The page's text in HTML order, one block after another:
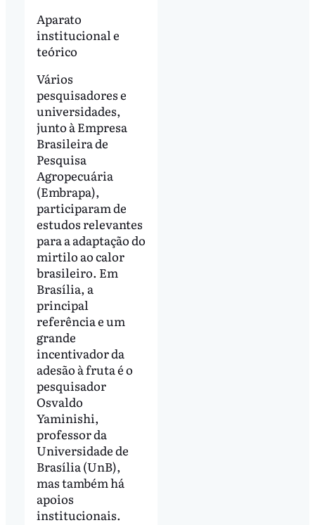
Aparato
institucional e
teórico
Vários
pesquisadores e
universidades,
junto à Empresa
Brasileira de
Pesquisa
Agropecuária
(Embrapa),
participaram de
estudos relevantes
para a adaptação do
mirtilo ao calor
brasileiro. Em
Brasília, a
principal
referência e um
grande
incentivador da
adesão à fruta é o
pesquisador
Osvaldo
Yaminishi,
professor da
Universidade de
Brasília (UnB),
mas também há
apoios
institucionais.